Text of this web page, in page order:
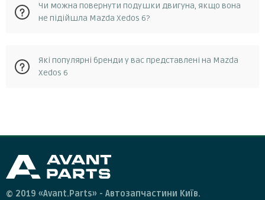
Чи можна повернути подушки двигуна, якщо вона
не підійшла Mazda Xedos 6?
можна повернути протягом 14 днів з моменту отримання.
Повернення можливе за умови, що запчастина не була в
Які популярні бренди у вас представлені на Mazda
Xedos 6
© 2019 «Avant.Parts» - Автозапчастини Київ.